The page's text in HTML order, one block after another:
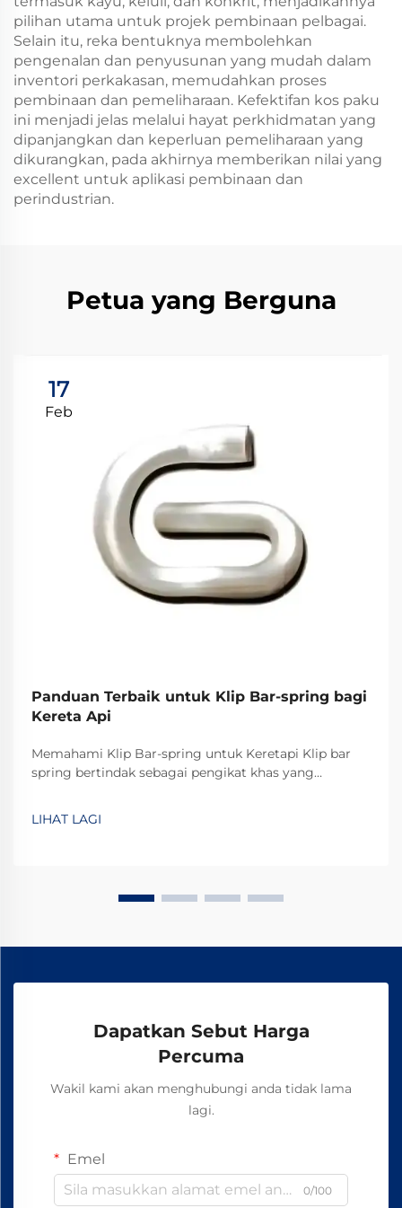
pilihan utama untuk projek pembinaan pelbagai.
Selain itu, reka bentuknya membolehkan
pengenalan dan penyusunan yang mudah dalam
inventori perkakasan, memudahkan proses
pembinaan dan pemeliharaan. Kefektifan kos paku
ini menjadi jelas melalui hayat perkhidmatan yang
dipanjangkan dan keperluan pemeliharaan yang
dikurangkan, pada akhirnya memberikan nilai yang
excellent untuk aplikasi pembinaan dan
perindustrian.
Petua yang Berguna
17
Feb
Panduan Terbaik untuk Klip Bar-spring bagi
Kereta Api
Memahami Klip Bar-spring untuk Keretapi Klip bar
spring bertindak sebagai pengikat khas yang
rel terikat dengan betul supaya segala-galanya kekal
LIHAT LAGI
Dapatkan Sebut Harga
Percuma
Wakil kami akan menghubungi anda tidak lama
lagi.
Emel
0/100